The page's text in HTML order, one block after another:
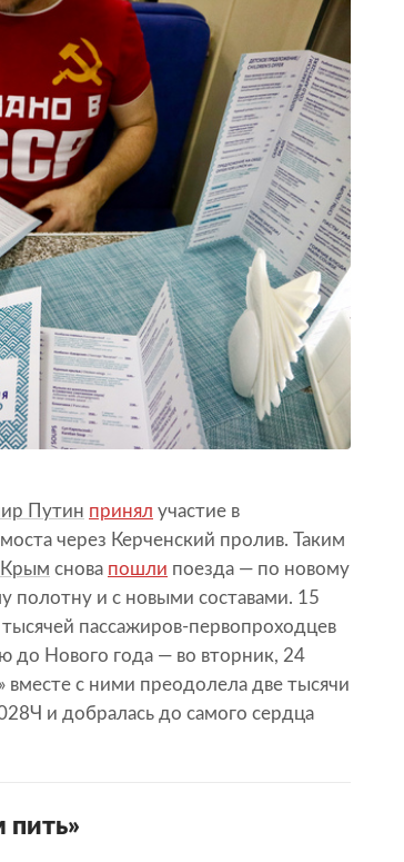
Путин принял участие в
через Керченский пролив. Таким
Крым снова пошли поезда — по новому
и с новыми составами. 15
тысячей пассажиров-первопроходцев
до Нового года — во вторник, 24
с ними преодолела две тысячи
и добралась до самого сердца
пить»